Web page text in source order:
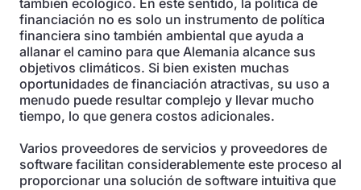
también ecológico. En este sentido, la política de
financiación no es solo un instrumento de política
financiera sino también ambiental que ayuda a
allanar el camino para que Alemania alcance sus
objetivos climáticos. Si bien existen muchas
oportunidades de financiación atractivas, su uso a
menudo puede resultar complejo y llevar mucho
tiempo, lo que genera costos adicionales.
Varios proveedores de servicios y proveedores de
software facilitan considerablemente este proceso al
proporcionar una solución de software intuitiva que